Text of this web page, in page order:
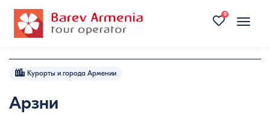
Toggle
0
Курорты и города Армении
Арзни